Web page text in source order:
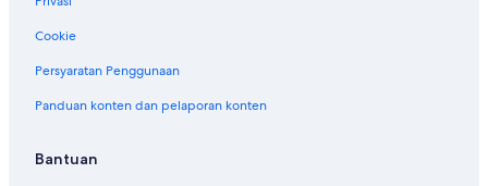
Cookie
Persyaratan Penggunaan
Panduan konten dan pelaporan konten
Bantuan